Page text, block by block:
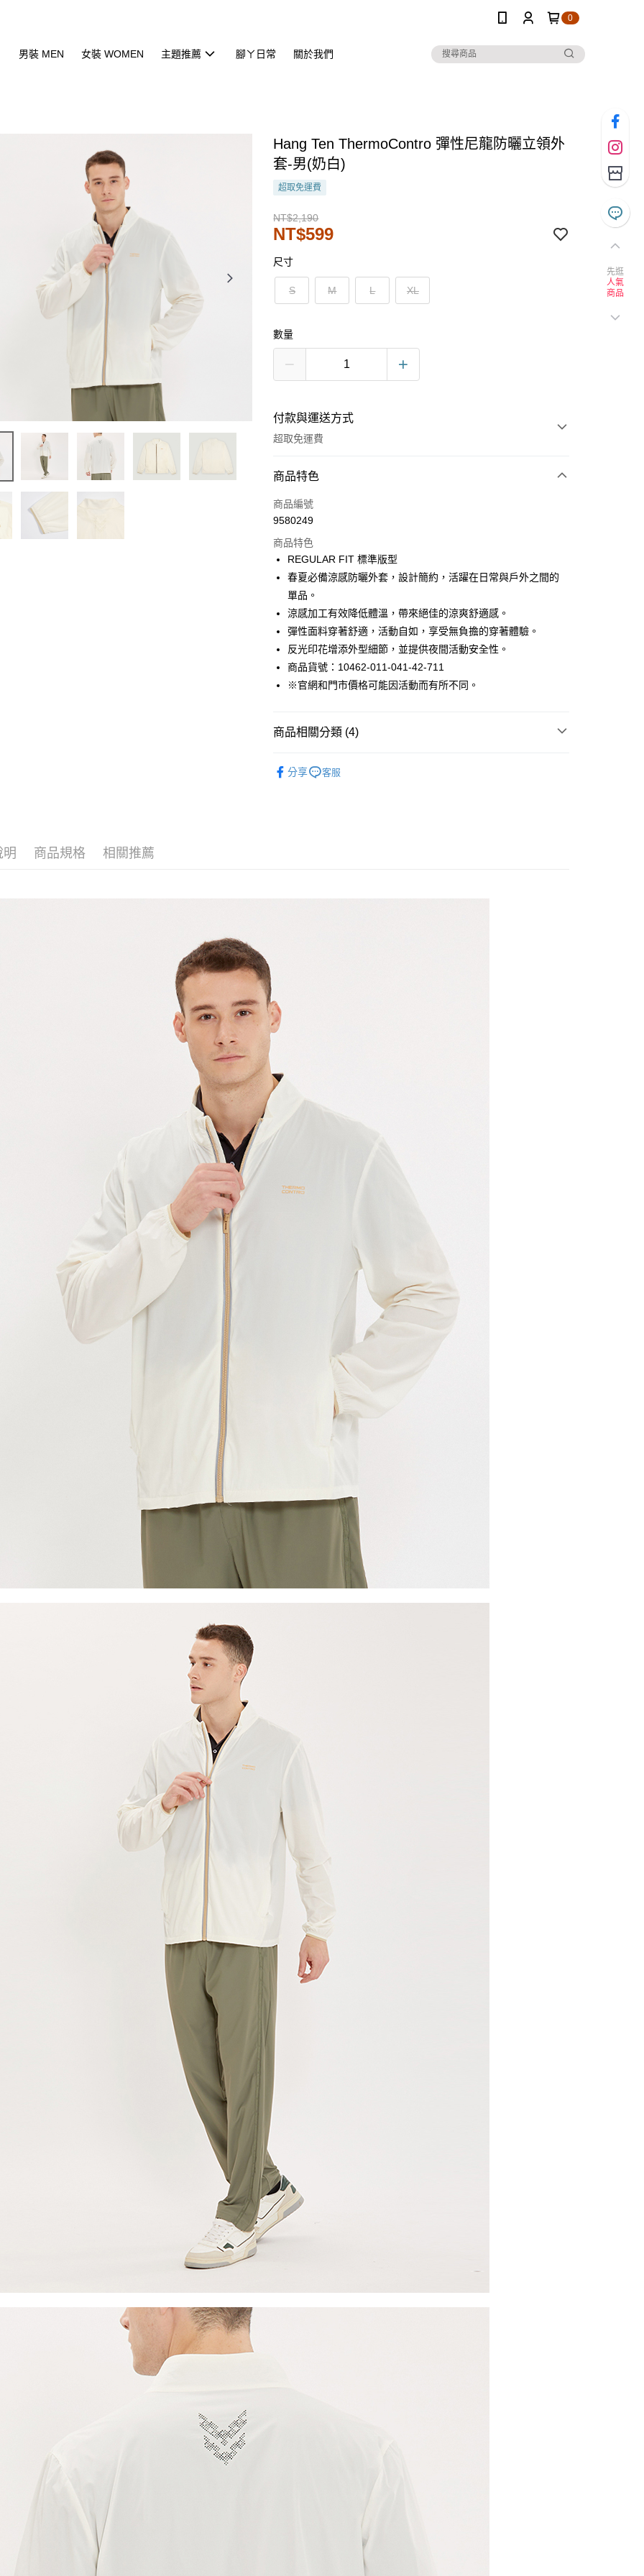
0
男裝 MEN 女裝 WOMEN 主題推薦 腳ㄚ日常 關於我們
Hang Ten ThermoContro 彈性尼龍防曬立領外
套-男(奶白)
超取免運費
NT$2,190
NT$599
尺寸
S M L XL
數量
付款與運送方式
超取免運費
付款方式
信用卡一次付款
Apple Pay
街口支付
悠遊付
Google Pay
貨到付款
付款後全家取貨
付款後7-11取貨
商品特色
商品編號
9580249
商品特色
REGULAR FIT 標準版型
春夏必備涼感防曬外套，設計簡約，活躍在日常與戶外之間的
單品。
涼感加工有效降低體溫，帶來絕佳的涼爽舒適感。
彈性面料穿著舒適，活動自如，享受無負擔的穿著體驗。
反光印花增添外型細節，並提供夜間活動安全性。
商品貨號：10462-011-041-42-711
※官網和門市價格可能因活動而有所不同。
商品相關分類 (4)
分享 客服
明 商品規格 相關推薦
先逛
人氣
商品